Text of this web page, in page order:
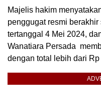
Majelis hakim
penggugat resmi
tertanggal 4 Mei 2024,
Wanatiara Persada
dengan total lebih dari